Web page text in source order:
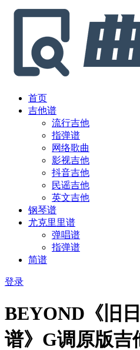
首页
吉他谱
流行吉他
指弹谱
网络歌曲
影视吉他
抖音吉他
民谣吉他
英文吉他
钢琴谱
尤克里里谱
弹唱谱
指弹谱
简谱
登录
BEYOND《旧
谱》G调原版吉